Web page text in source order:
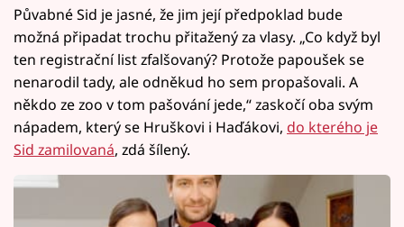
Půvabné Sid je jasné, že jim její předpoklad bude
možná připadat trochu přitažený za vlasy. „Co když byl
ten registrační list zfalšovaný? Protože papoušek se
nenarodil tady, ale odněkud ho sem propašovali. A
někdo ze zoo v tom pašování jede,“ zaskočí oba svým
nápadem, který se Hruškovi i Haďákovi, do kterého je
Sid zamilovaná, zdá šílený.